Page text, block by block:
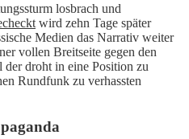
losbrach und
wird zehn Tage später
Medien das Narrativ weiter
vollen Breitseite gegen den
droht in eine Position zu
Rundfunk zu verhassten